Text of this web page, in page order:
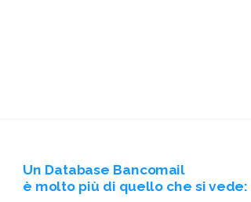
Un Database Bancomail
è molto più di quello che si vede: